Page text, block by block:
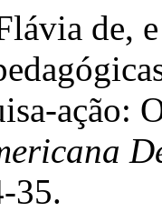
de,
ação:
35.